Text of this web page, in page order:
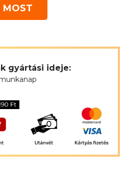
MOST
gyártási ideje: